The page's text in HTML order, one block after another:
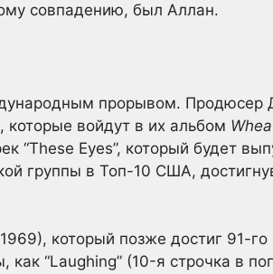
совпадению, был Аллан.
прорывом. Продюсер
которые войдут в их альбом
“These Eyes”, который будет
группы в Топ-10 США,
который позже достиг 91-го
“Laughing” (10-я строчка в